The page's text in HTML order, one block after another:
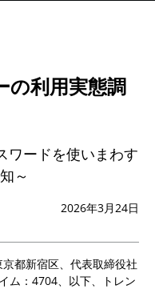
の利用実態調
ワードを使いまわす
～
2026年3月24日
都新宿区、代表取締役社
ム：4704、以下、トレン